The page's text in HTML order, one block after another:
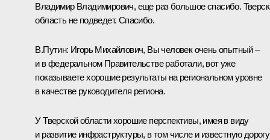
Владимир Владимирович, еще раз большое спасибо.
область не подведет. Спасибо.
В.Путин: Игорь Михайлович, Вы человек очень опытный –
и в федеральном Правительстве работали, вот уже
показываете хорошие результаты на региональном уровне
в качестве руководителя региона.
У Тверской области хорошие перспективы, имея в виду
и развитие инфраструктуры, в том числе и известную дорогу